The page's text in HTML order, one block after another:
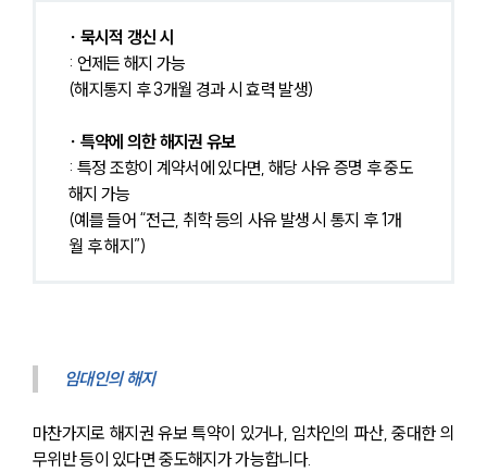
∙ 묵시적 갱신 시
: 언제든 해지 가능
(해지통지 후 3개월 경과 시 효력 발생)
∙ 특약에 의한 해지권 유보
: 특정 조항이 계약서에 있다면, 해당 사유 증명 후 중도
해지 가능
(예를 들어 “전근, 취학 등의 사유 발생 시 통지 후 1개
월 후 해지”)
임대인의 해지
마찬가지로 해지권 유보 특약이 있거나, 임차인의 파산, 중대한 의
무위반 등이 있다면 중도해지가 가능합니다.